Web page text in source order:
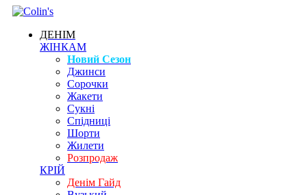
ДЕНІМ
ЖІНКАМ
Новий Сезон
Джинси
Сорочки
Жакети
Сукні
Спідниці
Шорти
Жилети
Розпродаж
КРІЙ
Денім Гайд